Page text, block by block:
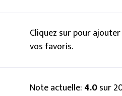
Cliquez sur pour ajouter
vos favoris.
Note actuelle: 4.0sur